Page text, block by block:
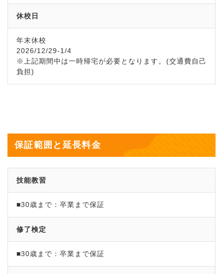
休校日
年末休校
2026/12/29-1/4
※上記期間中は一時帰宅が必要となります。(交通費自己
負担)
保証範囲と延長料金
技能教習
■30歳まで：卒業まで保証
修了検定
■30歳まで：卒業まで保証